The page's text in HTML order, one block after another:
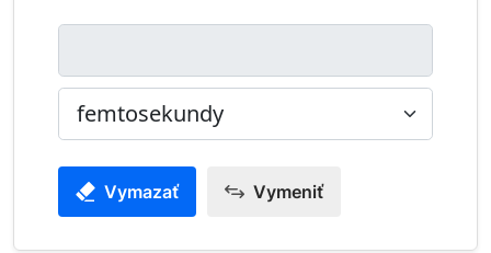
Vymazať Vymeniť